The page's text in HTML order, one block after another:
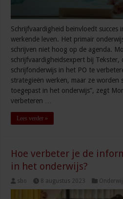
Schrijfvaardigheid beïnvloedt succes
werkende leven. Het primair
schrijven niet hoog op de agenda.
schrijfvaardigheidsexpert bij
schrijfonderwijs in het PO te
strategieën werken, maar ze worden
toegepast in het onderwijs”, zegt
verbeteren …
Lees verder »
Hoe verbeter je de
in het onderwijs?
sbo 8 augustus 2023